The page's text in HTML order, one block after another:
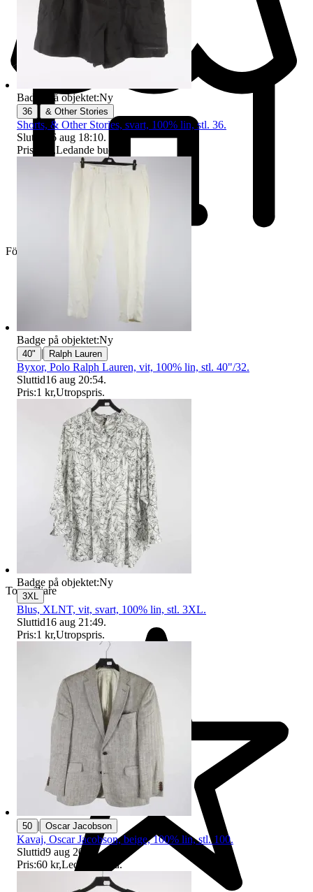
Företag
Toppsäljare
Badge på objektet:Ny
36 & Other Stories
Shorts, & Other Stories, svart, 100% lin, stl. 36.
Sluttid
16 aug 18:10.
Pris:
,Ledande bud
Badge på objektet:Ny
40" | Ralph Lauren
Byxor, Polo Ralph Lauren, vit, 100% lin, stl. 40"/32.
Sluttid16 aug 20:54.
Pris:1 kr,Utropspris.
Badge på objektet:Ny
3XL
Blus, XLNT, vit, svart, 100% lin, stl. 3XL.
Sluttid16 aug 21:49.
Pris:1 kr,Utropspris.
50 | Oscar Jacobson
Kavaj, Oscar Jacobson, beige, 100% lin, stl. 100.
Sluttid9 aug 20:33 .
Pris:60 kr,Ledande bud.